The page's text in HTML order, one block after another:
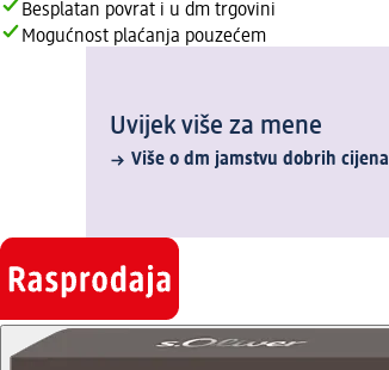
Besplatan povrat i u dm trgovini
Mogućnost plaćanja pouzećem
Uvijek više za mene
Više o dm jamstvu dobrih cijena